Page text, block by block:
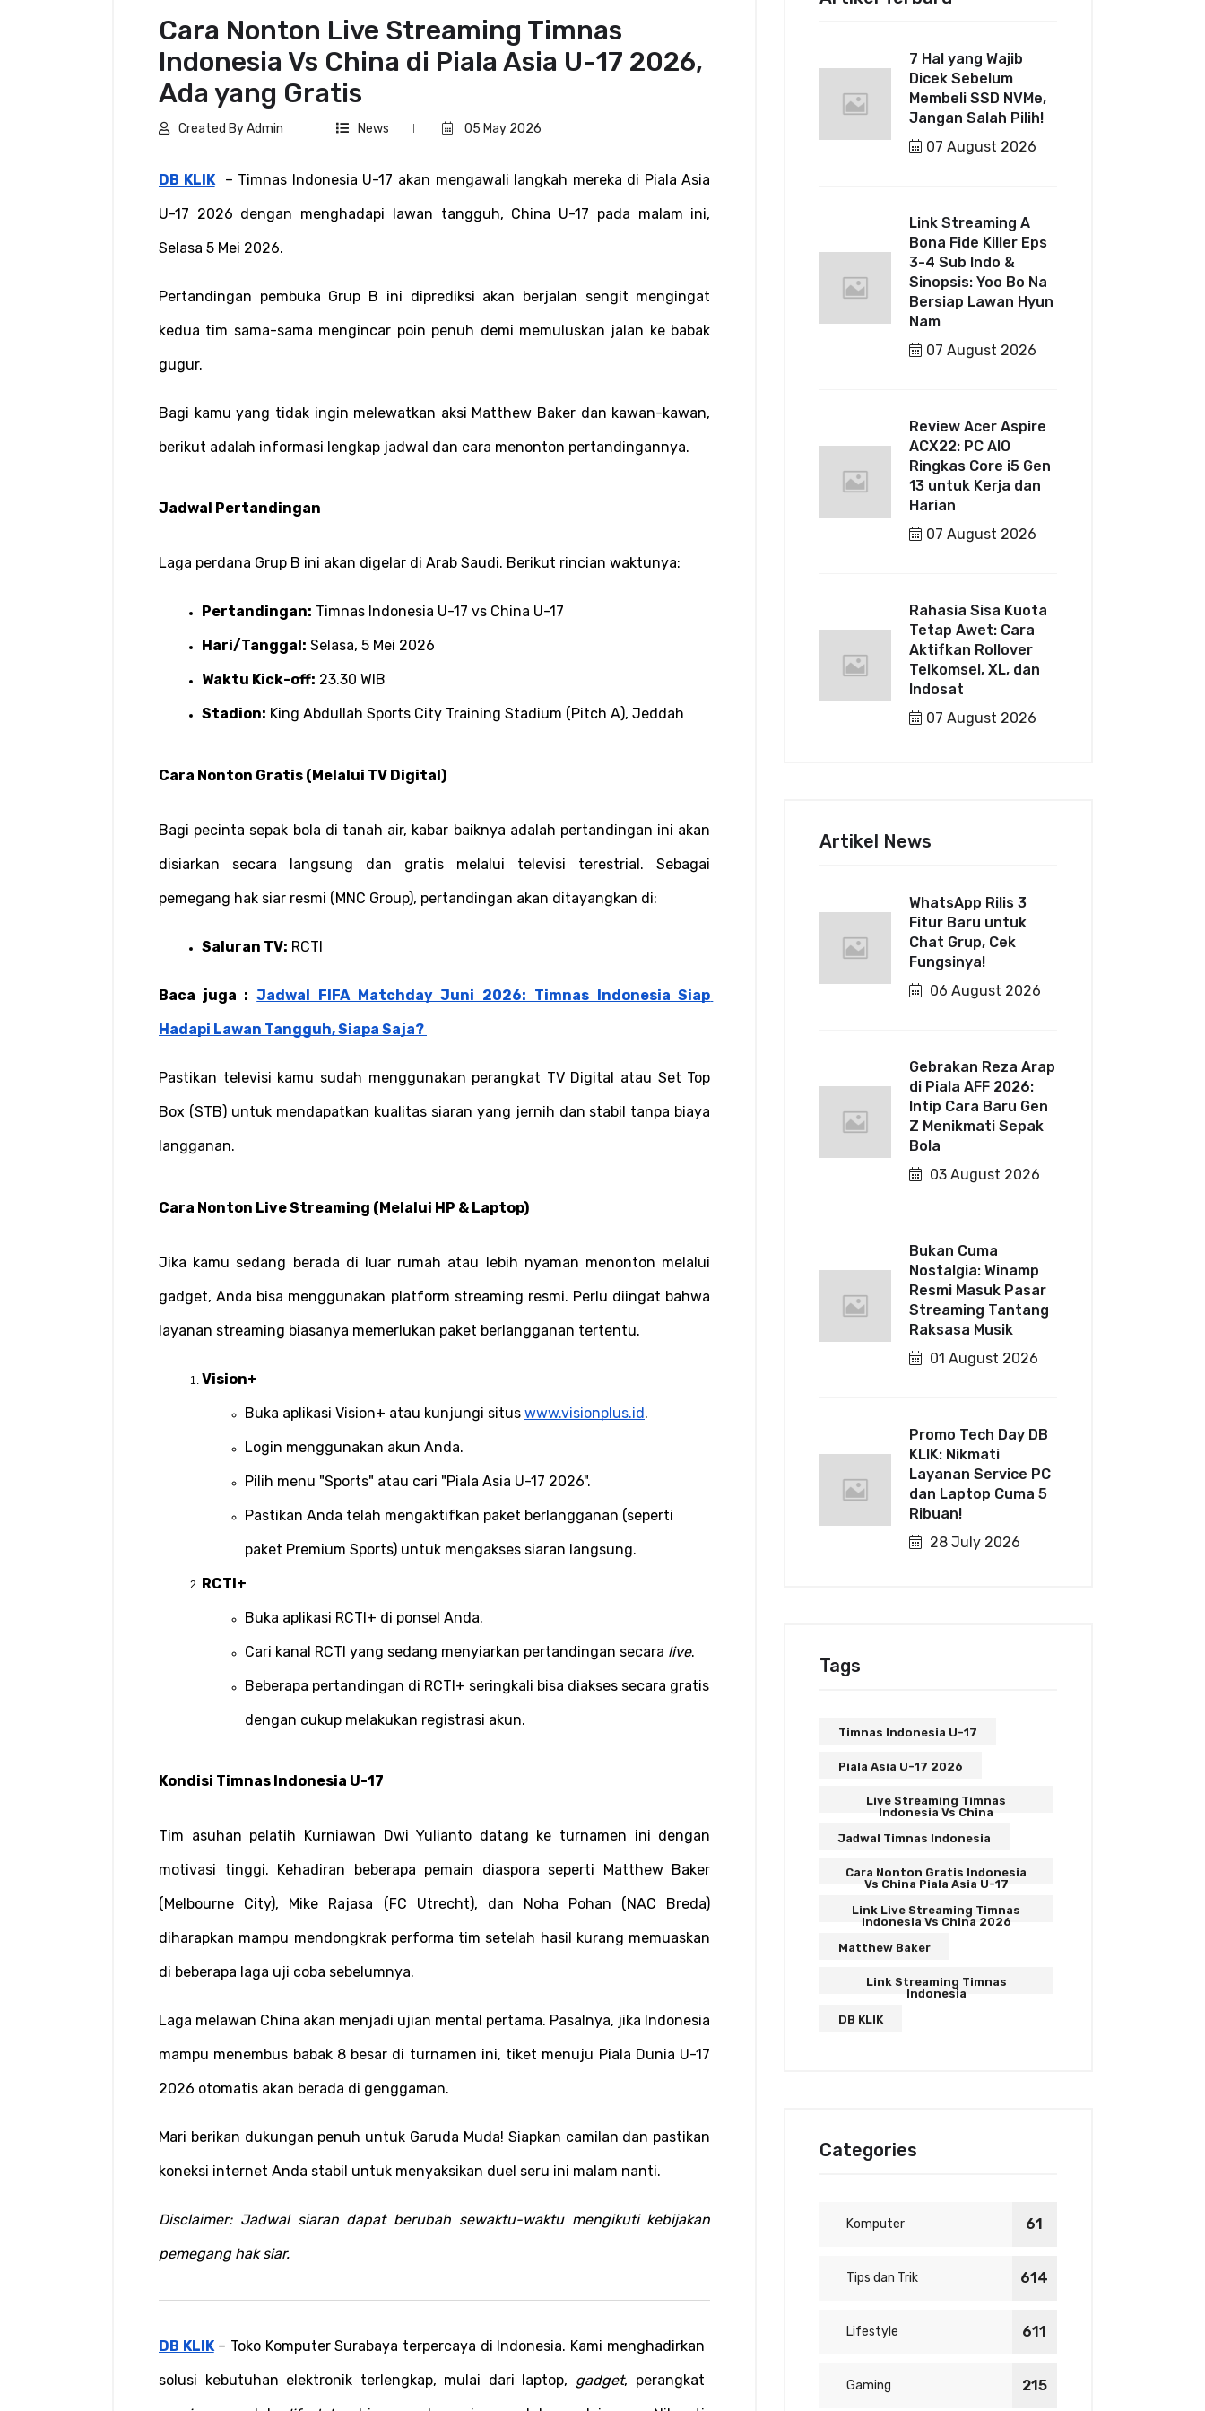
Cara Nonton Live Streaming Timnas
Indonesia Vs China di Piala Asia U-17 2026,
Ada yang Gratis
Created By Admin News 05 May 2026
DB KLIK – Timnas Indonesia U-17 akan mengawali langkah mereka di Piala Asia
U-17 2026 dengan menghadapi lawan tangguh, China U-17 pada malam ini,
Selasa 5 Mei 2026.
Pertandingan pembuka Grup B ini diprediksi akan berjalan sengit mengingat
kedua tim sama-sama mengincar poin penuh demi memuluskan jalan ke babak
gugur.
Bagi kamu yang tidak ingin melewatkan aksi Matthew Baker dan kawan-kawan,
berikut adalah informasi lengkap jadwal dan cara menonton pertandingannya.
Jadwal Pertandingan
Laga perdana Grup B ini akan digelar di Arab Saudi. Berikut rincian waktunya:
Pertandingan: Timnas Indonesia U-17 vs China U-17
Hari/Tanggal: Selasa, 5 Mei 2026
Waktu Kick-off: 23.30 WIB
Stadion: King Abdullah Sports City Training Stadium (Pitch A), Jeddah
Cara Nonton Gratis (Melalui TV Digital)
Bagi pecinta sepak bola di tanah air, kabar baiknya adalah pertandingan ini akan
disiarkan secara langsung dan gratis melalui televisi terestrial. Sebagai
pemegang hak siar resmi (MNC Group), pertandingan akan ditayangkan di:
Saluran TV: RCTI
Baca juga : Jadwal FIFA Matchday Juni 2026: Timnas Indonesia Siap
Hadapi Lawan Tangguh, Siapa Saja?
Pastikan televisi kamu sudah menggunakan perangkat TV Digital atau Set Top
Box (STB) untuk mendapatkan kualitas siaran yang jernih dan stabil tanpa biaya
langganan.
Cara Nonton Live Streaming (Melalui HP & Laptop)
Jika kamu sedang berada di luar rumah atau lebih nyaman menonton melalui
gadget, Anda bisa menggunakan platform streaming resmi. Perlu diingat bahwa
layanan streaming biasanya memerlukan paket berlangganan tertentu.
Vision+
Buka aplikasi Vision+ atau kunjungi situs www.visionplus.id.
Login menggunakan akun Anda.
Pilih menu "Sports" atau cari "Piala Asia U-17 2026".
Pastikan Anda telah mengaktifkan paket berlangganan (seperti
paket Premium Sports) untuk mengakses siaran langsung.
RCTI+
Buka aplikasi RCTI+ di ponsel Anda.
Cari kanal RCTI yang sedang menyiarkan pertandingan secara live.
Beberapa pertandingan di RCTI+ seringkali bisa diakses secara gratis
dengan cukup melakukan registrasi akun.
Kondisi Timnas Indonesia U-17
Tim asuhan pelatih Kurniawan Dwi Yulianto datang ke turnamen ini dengan
motivasi tinggi. Kehadiran beberapa pemain diaspora seperti Matthew Baker
(Melbourne City), Mike Rajasa (FC Utrecht), dan Noha Pohan (NAC Breda)
diharapkan mampu mendongkrak performa tim setelah hasil kurang memuaskan
di beberapa laga uji coba sebelumnya.
Laga melawan China akan menjadi ujian mental pertama. Pasalnya, jika Indonesia
mampu menembus babak 8 besar di turnamen ini, tiket menuju Piala Dunia U-17
2026 otomatis akan berada di genggaman.
Mari berikan dukungan penuh untuk Garuda Muda! Siapkan camilan dan pastikan
koneksi internet Anda stabil untuk menyaksikan duel seru ini malam nanti.
Disclaimer: Jadwal siaran dapat berubah sewaktu-waktu mengikuti kebijakan
pemegang hak siar.
DB KLIK – Toko Komputer Surabaya terpercaya di Indonesia. Kami menghadirkan
solusi kebutuhan elektronik terlengkap, mulai dari laptop, gadget
7 Hal yang Wajib
Dicek Sebelum
Membeli SSD NVMe,
Jangan Salah Pilih!
07 August 2026
Link Streaming A
Bona Fide Killer Eps
3-4 Sub Indo &
Sinopsis: Yoo Bo Na
Bersiap Lawan Hyun
Nam
07 August 2026
Review Acer Aspire
ACX22: PC AIO
Ringkas Core i5 Gen
13 untuk Kerja dan
Harian
07 August 2026
Rahasia Sisa Kuota
Tetap Awet: Cara
Aktifkan Rollover
Telkomsel, XL, dan
Indosat
07 August 2026
Artikel News
WhatsApp Rilis 3
Fitur Baru untuk
Chat Grup, Cek
Fungsinya!
06 August 2026
Gebrakan Reza Arap
di Piala AFF 2026:
Intip Cara Baru Gen
Z Menikmati Sepak
Bola
03 August 2026
Bukan Cuma
Nostalgia: Winamp
Resmi Masuk Pasar
Streaming Tantang
Raksasa Musik
01 August 2026
Promo Tech Day DB
KLIK: Nikmati
Layanan Service PC
dan Laptop Cuma 5
Ribuan!
28 July 2026
Tags
Timnas Indonesia U-17
Piala Asia U-17 2026
Live Streaming Timnas
Indonesia Vs China
Jadwal Timnas Indonesia
Cara Nonton Gratis Indonesia
Vs China Piala Asia U-17
Link Live Streaming Timnas
Indonesia Vs China 2026
Matthew Baker
Link Streaming Timnas
Indonesia
DB KLIK
Categories
Komputer 61
Tips dan Trik 614
Lifestyle 611
Gaming 215